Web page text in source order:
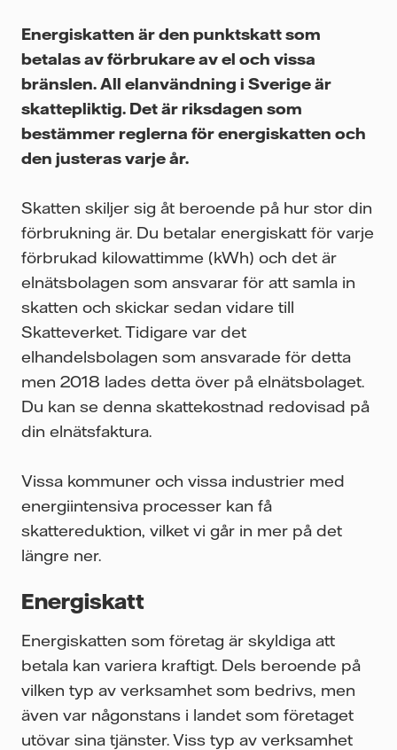
Energiskatten är den punktskatt som
betalas av förbrukare av el och vissa
bränslen. All elanvändning i Sverige är
skattepliktig. Det är riksdagen som
bestämmer reglerna för energiskatten och
den justeras varje år.
Skatten skiljer sig åt beroende på hur stor din
förbrukning är. Du betalar energiskatt för varje
förbrukad kilowattimme (kWh) och det är
elnätsbolagen som ansvarar för att samla in
skatten och skickar sedan vidare till
Skatteverket. Tidigare var det
elhandelsbolagen som ansvarade för detta
men 2018 lades detta över på elnätsbolaget.
Du kan se denna skattekostnad redovisad på
din elnätsfaktura.
Vissa kommuner och vissa industrier med
energiintensiva processer kan få
skattereduktion, vilket vi går in mer på det
längre ner.
Energiskatt
Energiskatten som företag är skyldiga att
betala kan variera kraftigt. Dels beroende på
vilken typ av verksamhet som bedrivs, men
även var någonstans i landet som företaget
utövar sina tjänster. Viss typ av verksamhet